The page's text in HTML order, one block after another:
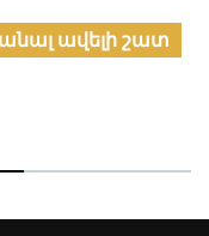
ավելի շատ